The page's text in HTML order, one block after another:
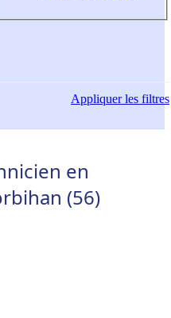
Appliquerles filtres
en
(56)